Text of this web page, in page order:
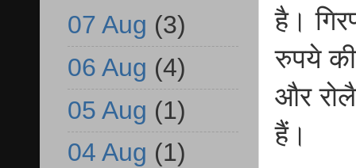
है।
रुपये
और
हैं।
07 Aug (3)
06 Aug (4)
05 Aug (1)
04 Aug (1)